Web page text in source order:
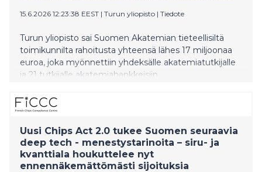
15.6.2026 12:23:38 EEST | Turun yliopisto | Tiedote
Turun yliopisto sai Suomen Akatemian tieteellisiltä
toimikunnilta rahoitusta yhteensä lähes 17 miljoonaa
euroa, joka myönnettiin yhdeksälle akatemiatutkijalle
ja 21 tutkijalle akatemiahankkeisiin.
Uusi Chips Act 2.0 tukee Suomen seuraavia
deep tech - menestystarinoita – siru- ja
kvanttiala houkuttelee nyt
ennennäkemättömästi sijoituksia